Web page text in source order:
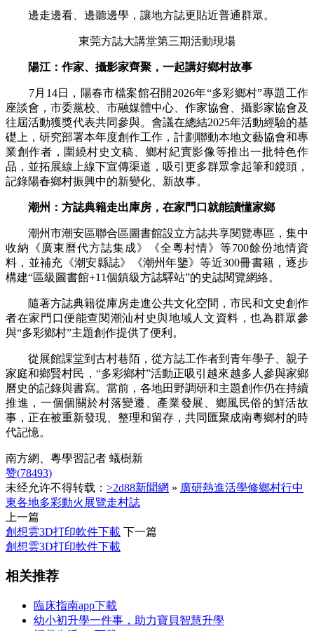
邊走邊看、邊聽邊學，讓地方誌更貼近普通群眾。
東莞方誌大講堂第三期活動現場
陽江：作家、攝影家齊聚，一起講好鄉村故事
7月14日，陽春市檔案館召開2026年“多彩鄉村”專題工作
座談會，市委黨校、市融媒體中心、作家協會、攝影家協會及
往屆活動獲獎代表共同參與。會議在總結2025年活動經驗的基
礎上，研究部署本年度創作工作，計劃聯動本地文藝協會和專
業創作者，圍繞村史文稿、鄉村紀實影像等推出一批特色作
品，並拓展線上線下宣傳渠道，吸引更多群眾拿起筆和鏡頭，
記錄陽春鄉村振興中的新變化、新故事。
潮州：方誌典籍走出庫房，在家門口就能讀懂家鄉
潮州市潮安區聯合區圖書館設立方誌共享閱覽專區，集中
收納《廣東曆代方誌集成》《全粵村情》等700餘份地情資
料，並補充《潮安縣誌》《潮州年鑒》等近300冊書籍，逐步
構建“區級圖書館+11個鎮級方誌驛站”的史誌閱覽網絡。
隨著方誌典籍從庫房走進公共文化空間，市民和文史創作
者在家門口便能查閱潮汕村史與地域人文資料，也為群眾參
與“多彩鄉村”主題創作提供了便利。
從展館課堂到古村巷陌，從方誌工作者到青年學子、親子
家庭和鄉賢村民，“多彩鄉村”活動正吸引越來越多人參與家鄉
曆史的記錄與書寫。當前，各地田野調研和主題創作仍在持續
推進，一個個關於村落變遷、產業發展、鄉風民俗的鮮活故
事，正在被重新發現、整理和留存，共同匯聚成南粵鄉村的時
代記憶。
南方網、粵學習記者 蟻樹新
赞(78493)
未经允许不得转载： >2d88新聞網 » 廣研熱進活學修鄉村行中
東各地多彩動火展覽走村誌
上一篇
創想雲3D打印軟件下載 下一篇
創想雲3D打印軟件下載
相关推荐
臨床指南app下載
幼小初升學一件事，助力寶貝智慧升學